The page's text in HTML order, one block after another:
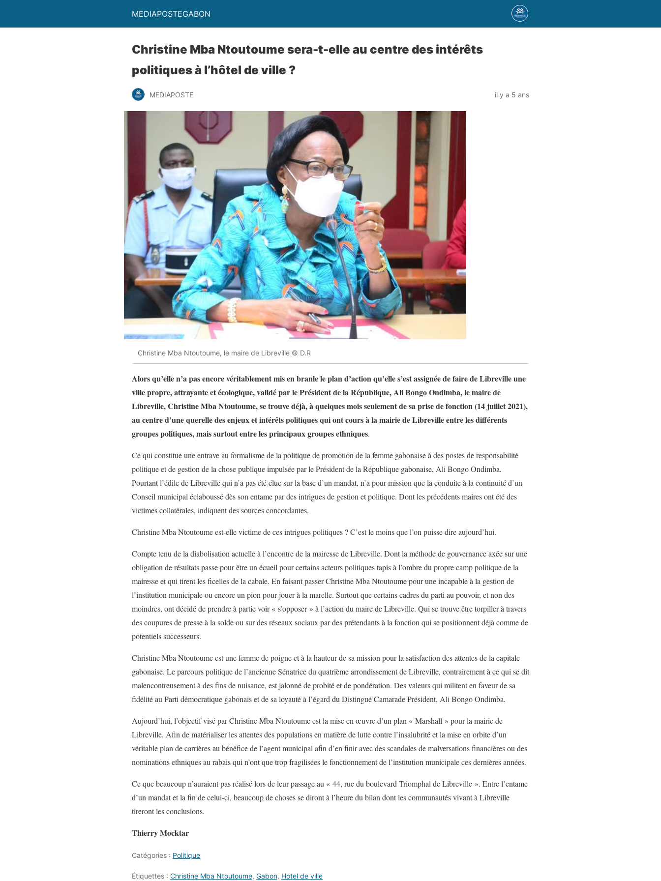
MEDIAPOSTEGABON
Christine Mba Ntoutoume sera-t-elle au centre des intérêts
politiques à l’hôtel de ville ?
MEDIAPOSTE il y a 5 ans
Christine Mba Ntoutoume, le maire de Libreville © D.R
Alors qu’elle n’a pas encore véritablement mis en branle le plan d’action qu’elle s’est assignée de faire de Libreville une
ville propre, attrayante et écologique, validé par le Président de la République, Ali Bongo Ondimba, le maire de
Libreville, Christine Mba Ntoutoume, se trouve déjà, à quelques mois seulement de sa prise de fonction (14 juillet 2021),
au centre d’une querelle des enjeux et intérêts politiques qui ont cours à la mairie de Libreville entre les différents
groupes politiques, mais surtout entre les principaux groupes ethniques.
Ce qui constitue une entrave au formalisme de la politique de promotion de la femme gabonaise à des postes de responsabilité
politique et de gestion de la chose publique impulsée par le Président de la République gabonaise, Ali Bongo Ondimba.
Pourtant l’édile de Libreville qui n’a pas été élue sur la base d’un mandat, n’a pour mission que la conduite à la continuité d’un
Conseil municipal éclaboussé dès son entame par des intrigues de gestion et politique. Dont les précédents maires ont été des
victimes collatérales, indiquent des sources concordantes.
Christine Mba Ntoutoume est-elle victime de ces intrigues politiques ? C’est le moins que l’on puisse dire aujourd’hui.
Compte tenu de la diabolisation actuelle à l’encontre de la mairesse de Libreville. Dont la méthode de gouvernance axée sur une
obligation de résultats passe pour être un écueil pour certains acteurs politiques tapis à l’ombre du propre camp politique de la
mairesse et qui tirent les ficelles de la cabale. En faisant passer Christine Mba Ntoutoume pour une incapable à la gestion de
l’institution municipale ou encore un pion pour jouer à la marelle. Surtout que certains cadres du parti au pouvoir, et non des
moindres, ont décidé de prendre à partie voir « s’opposer » à l’action du maire de Libreville. Qui se trouve être torpiller à travers
des coupures de presse à la solde ou sur des réseaux sociaux par des prétendants à la fonction qui se positionnent déjà comme de
potentiels successeurs.
Christine Mba Ntoutoume est une femme de poigne et à la hauteur de sa mission pour la satisfaction des attentes de la capitale
gabonaise. Le parcours politique de l’ancienne Sénatrice du quatrième arrondissement de Libreville, contrairement à ce qui se dit
malencontreusement à des fins de nuisance, est jalonné de probité et de pondération. Des valeurs qui militent en faveur de sa
fidélité au Parti démocratique gabonais et de sa loyauté à l’égard du Distingué Camarade Président, Ali Bongo Ondimba.
Aujourd’hui, l’objectif visé par Christine Mba Ntoutoume est la mise en œuvre d’un plan « Marshall » pour la mairie de
Libreville. Afin de matérialiser les attentes des populations en matière de lutte contre l’insalubrité et la mise en orbite d’un
véritable plan de carrières au bénéfice de l’agent municipal afin d’en finir avec des scandales de malversations financières ou des
nominations ethniques au rabais qui n’ont que trop fragilisées le fonctionnement de l’institution municipale ces dernières années.
Ce que beaucoup n’auraient pas réalisé lors de leur passage au « 44, rue du boulevard Triomphal de Libreville ». Entre l’entame
d’un mandat et la fin de celui-ci, beaucoup de choses se diront à l’heure du bilan dont les communautés vivant à Libreville
tireront les conclusions.
Thierry Mocktar
Catégories : Politique
Étiquettes : Christine Mba Ntoutoume, Gabon, Hotel de ville